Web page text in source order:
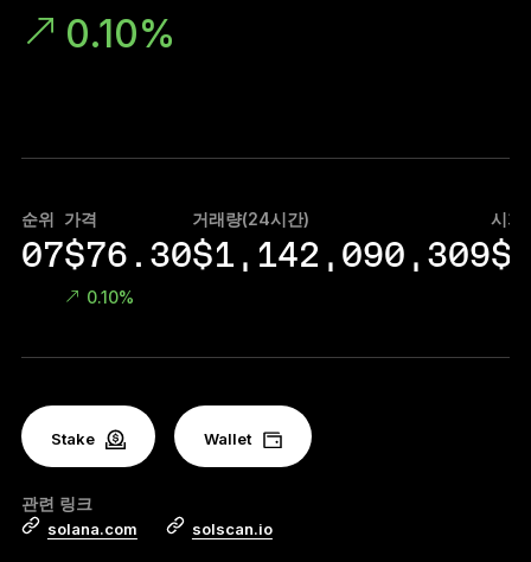
액세서리
복구 솔루션
모든 제품 보기
Ledger 사이너 비교하기
0.10%
순위
07
가격
$76.30
0.10%
거래량(24시간)
$1,142,090,309
시가
관련 링크
solana.com solscan.io
Stake Wallet